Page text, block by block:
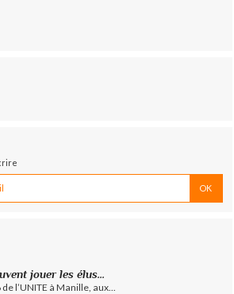
jouer les élus...
l’UNITE à Manille, aux...